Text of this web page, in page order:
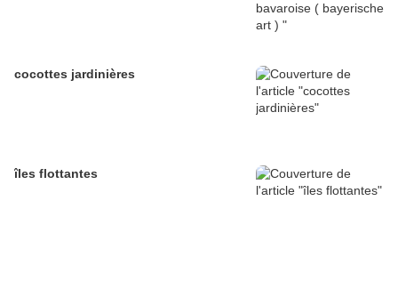
cocottes jardinières
îles flottantes